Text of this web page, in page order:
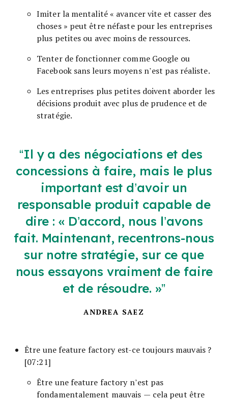
Imiter la mentalité « avancer vite et casser des
choses » peut être néfaste pour les entreprises
plus petites ou avec moins de ressources.
Tenter de fonctionner comme Google ou
Facebook sans leurs moyens n’est pas réaliste.
Les entreprises plus petites doivent aborder les
décisions produit avec plus de prudence et de
stratégie.
Il y a des négociations et des
concessions à faire, mais le plus
important est d’avoir un
responsable produit capable de
dire : « D’accord, nous l’avons
fait. Maintenant, recentrons-nous
sur notre stratégie, sur ce que
nous essayons vraiment de faire
et de résoudre. »
ANDREA SAEZ
Être une feature factory est-ce toujours mauvais ?
[07:21]
Être une feature factory n’est pas
fondamentalement mauvais — cela peut être